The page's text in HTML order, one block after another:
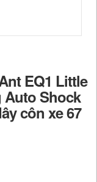
EQ1 Little
Auto Shock
côn xe 67